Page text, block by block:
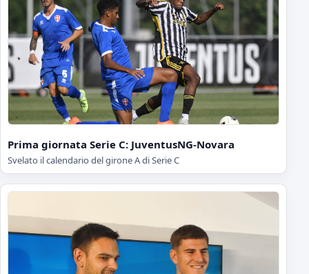
Prima giornata Serie C: JuventusNG-Novara
Svelato il calendario del girone A di Serie C